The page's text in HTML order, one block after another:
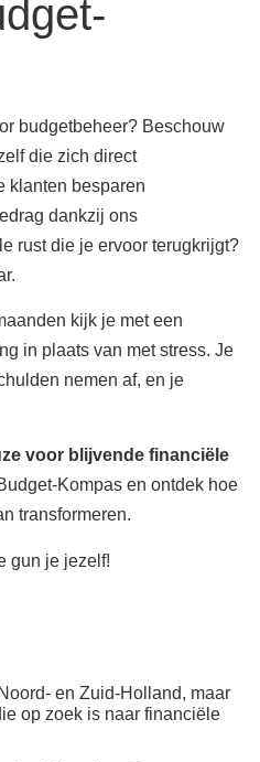
budgetbeheer? Beschouw
die zich direct
klanten besparen
dankzij ons
rust die je ervoor terugkrijgt?
kijk je met een
in plaats van met stress. Je
nemen af, en je
voor blijvende financiële
Kompas en ontdek hoe
transformeren.
gun je jezelf!
en Zuid-Holland, maar
op zoek is naar financiële